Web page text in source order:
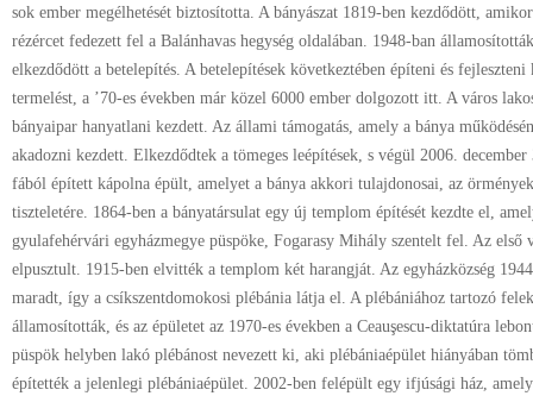
sok ember megélhetését biztosította. A bányászat 1819-ben kezdődött,
rézércet fedezett fel a Balánhavas hegység oldalában. 1948-ban
elkezdődött a betelepítés. A betelepítések következtében építeni és
termelést, a ’70-es években már közel 6000 ember dolgozott itt. A város
bányaipar hanyatlani kezdett. Az állami támogatás, amely a bánya
akadozni kezdett. Elkezdődtek a tömeges leépítések, s végül 2006.
fából épített kápolna épült, amelyet a bánya akkori tulajdonosai, az
tiszteletére. 1864-ben a bányatársulat egy új templom építését kezdte el,
gyulafehérvári egyházmegye püspöke, Fogarasy Mihály szentelt fel. Az első
elpusztult. 1915-ben elvitték a templom két harangját. Az egyházközség
maradt, így a csíkszentdomokosi plébánia látja el. A plébániához tartozó
államosították, és az épületet az 1970-es években a Ceauşescu-diktatúra
püspök helyben lakó plébánost nevezett ki, aki plébániaépület hiányában
építették a jelenlegi plébániaépület. 2002-ben felépült egy ifjúsági ház,